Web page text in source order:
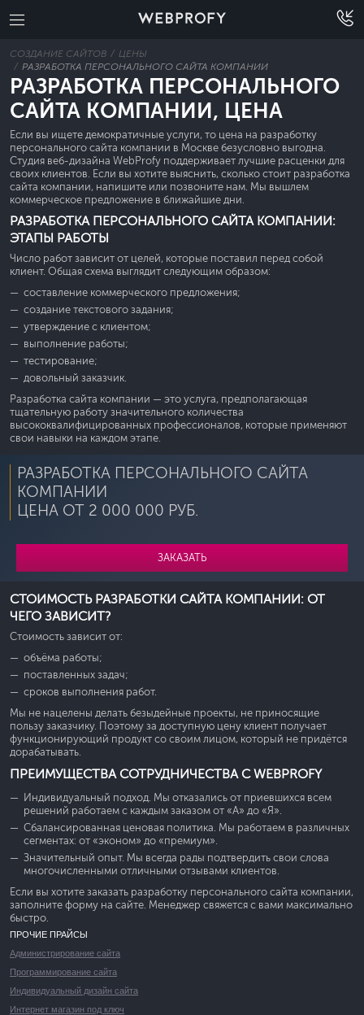
СОЗДАНИЕ САЙТОВ
ЦЕНЫ
РАЗРАБОТКА ПЕРСОНАЛЬНОГО САЙТА КОМПАНИИ
РАЗРАБОТКА ПЕРСОНАЛЬНОГО
САЙТА КОМПАНИИ, ЦЕНА
Если вы ищете демократичные услуги, то цена на разработку
персонального сайта компании в Москве безусловно выгодна.
Студия веб-дизайна WebProfy поддерживает лучшие расценки для
своих клиентов. Если вы хотите выяснить, сколько стоит разработка
сайта компании, напишите или позвоните нам. Мы вышлем
коммерческое предложение в ближайшие дни.
РАЗРАБОТКА ПЕРСОНАЛЬНОГО САЙТА КОМПАНИИ:
ЭТАПЫ РАБОТЫ
Число работ зависит от целей, которые поставил перед собой
клиент. Общая схема выглядит следующим образом:
составление коммерческого предложения;
создание текстового задания;
утверждение с клиентом;
выполнение работы;
тестирование;
довольный заказчик.
Разработка сайта компании — это услуга, предполагающая
тщательную работу значительного количества
высококвалифицированных профессионалов, которые применяют
свои навыки на каждом этапе.
РАЗРАБОТКА ПЕРСОНАЛЬНОГО САЙТА
КОМПАНИИ
ЦЕНА ОТ 2 000 000 РУБ.
ЗАКАЗАТЬ
СТОИМОСТЬ РАЗРАБОТКИ САЙТА КОМПАНИИ: ОТ
ЧЕГО ЗАВИСИТ?
Стоимость зависит от:
объёма работы;
поставленных задач;
сроков выполнения работ.
Мы не нацелены делать безыдейные проекты, не приносящие
пользу заказчику. Поэтому за доступную цену клиент получает
функционирующий продукт со своим лицом, который не придётся
дорабатывать.
ПРЕИМУЩЕСТВА СОТРУДНИЧЕСТВА С WEBPROFY
Индивидуальный подход. Мы отказались от приевшихся всем
решений работаем с каждым заказом от «А» до «Я».
Сбалансированная ценовая политика. Мы работаем в различных
сегментах: от «эконом» до «премиум».
Значительный опыт. Мы всегда рады подтвердить свои слова
многочисленными отличными отзывами клиентов.
Если вы хотите заказать разработку персонального сайта компании,
заполните форму на сайте. Менеджер свяжется с вами максимально
быстро.
ПРОЧИЕ ПРАЙСЫ
Администрирование сайта
Программирование сайта
Индивидуальный дизайн сайта
Интернет магазин под ключ